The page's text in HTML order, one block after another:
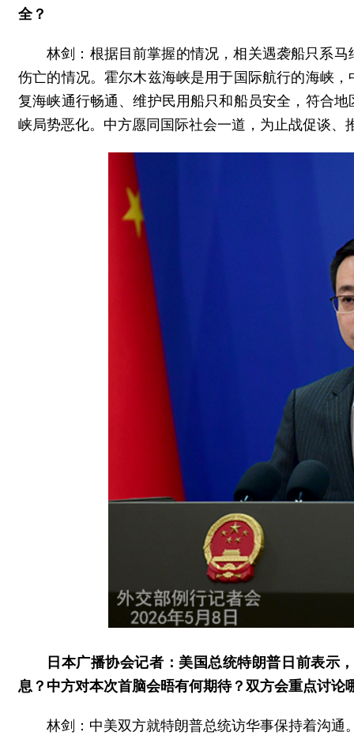
全？
林剑：根据目前掌握的情况，相关遇袭船只系
伤亡的情况。霍尔木兹海峡是用于国际航行的海峡
复海峡通行畅通、维护民用船只和船员安全，符合
峡局势恶化。中方愿同国际社会一道，为止战促谈、
日本广播协会记者：美国总统特朗普日前表示
息？中方对本次首脑会晤有何期待？双方会重点讨论
林剑：中美双方就特朗普总统访华事保持着沟通